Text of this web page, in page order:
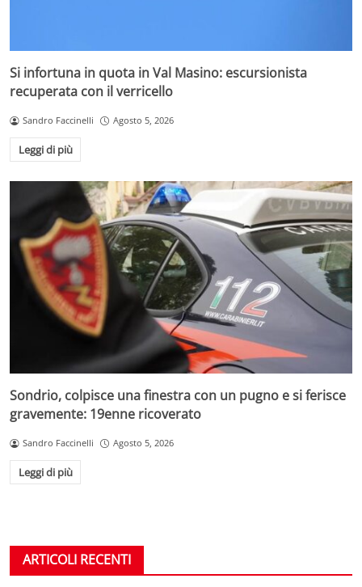
Si infortuna in quota in Val Masino: escursionista
recuperata con il verricello
Sandro Faccinelli Agosto 5, 2026
Leggi di più
Sondrio, colpisce una finestra con un pugno e si ferisce
gravemente: 19enne ricoverato
Sandro Faccinelli Agosto 5, 2026
Leggi di più
ARTICOLI RECENTI